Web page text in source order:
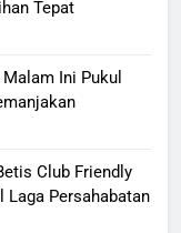
Tepat
Ini Pukul
Club Friendly
Laga Persahabatan